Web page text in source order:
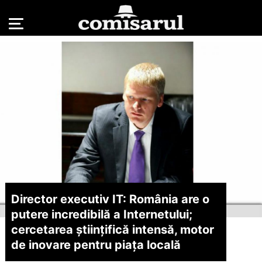
Director executiv IT: România are o
putere incredibilă a Internetului;
cercetarea științifică intensă, motor
de inovare pentru piața locală